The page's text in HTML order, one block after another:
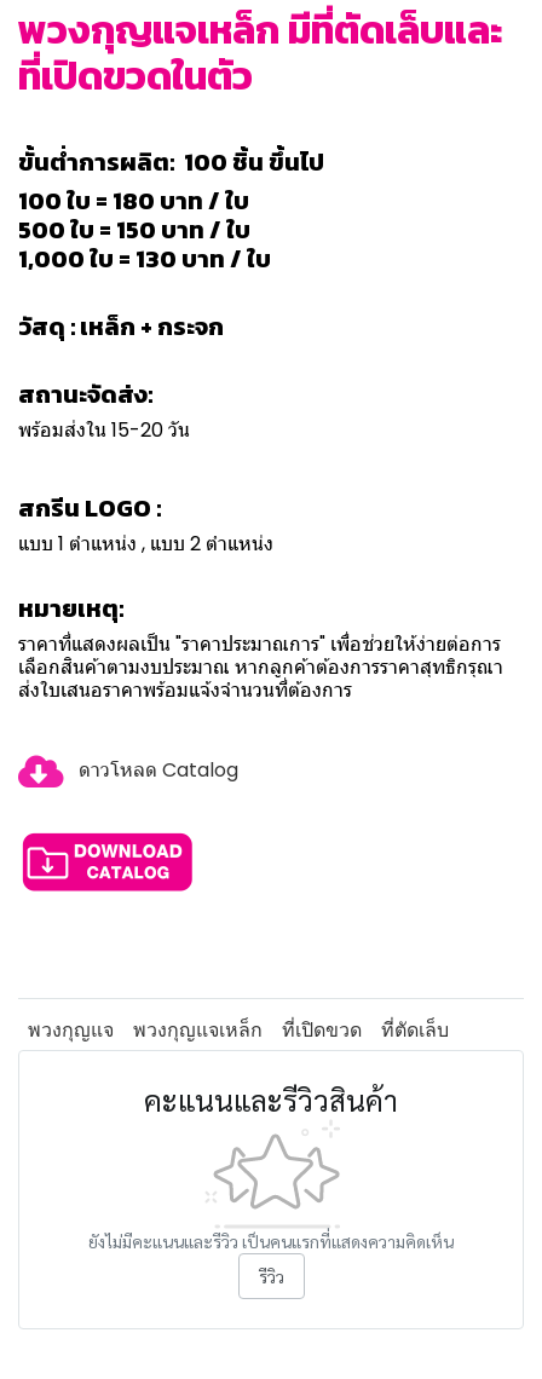
พวงกุญแจเหล็ก มีที่ตัดเล็บและ
ที่เปิดขวดในตัว
ขั้นต่ำการผลิต: 100 ชิ้น ขึ้นไป
100 ใบ = 180 บาท / ใบ
500 ใบ = 150 บาท / ใบ
1,000 ใบ = 130 บาท / ใบ
วัสดุ : เหล็ก + กระจก
สถานะจัดส่ง:
พร้อมส่งใน 15-20 วัน
สกรีน LOGO :
แบบ 1 ตำแหน่ง , แบบ 2 ตำแหน่ง
หมายเหตุ:
ราคาที่แสดงผลเป็น "ราคาประมาณการ" เพื่อช่วยให้ง่ายต่อการ
เลือกสินค้าตามงบประมาณ หากลูกค้าต้องการราคาสุทธิกรุณา
ส่งใบเสนอราคาพร้อมแจ้งจำนวนที่ต้องการ
ดาวโหลด Catalog
พวงกุญแจ พวงกุญแจเหล็ก ที่เปิดขวด ที่ตัดเล็บ
คะแนนและรีวิวสินค้า
ยังไม่มีคะแนนและรีวิว เป็นคนแรกที่แสดงความคิดเห็น
รีวิว